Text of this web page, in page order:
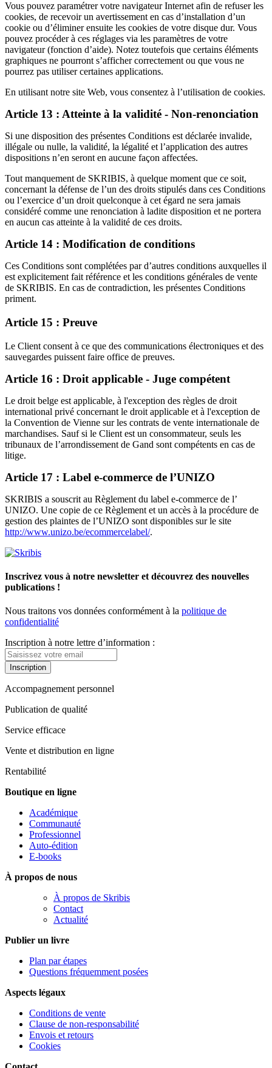
Vous pouvez paramétrer votre navigateur Internet afin de refuser les
cookies, de recevoir un avertissement en cas d’installation d’un
cookie ou d’éliminer ensuite les cookies de votre disque dur. Vous
pouvez procéder à ces réglages via les paramètres de votre
navigateur (fonction d’aide). Notez toutefois que certains éléments
graphiques ne pourront s’afficher correctement ou que vous ne
pourrez pas utiliser certaines applications.
En utilisant notre site Web, vous consentez à l’utilisation de cookies.
Article 13 : Atteinte à la validité - Non-renonciation
Si une disposition des présentes Conditions est déclarée invalide,
illégale ou nulle, la validité, la légalité et l’application des autres
dispositions n’en seront en aucune façon affectées.
Tout manquement de SKRIBIS, à quelque moment que ce soit,
concernant la défense de l’un des droits stipulés dans ces Conditions
ou l’exercice d’un droit quelconque à cet égard ne sera jamais
considéré comme une renonciation à ladite disposition et ne portera
en aucun cas atteinte à la validité de ces droits.
Article 14 : Modification de conditions
Ces Conditions sont complétées par d’autres conditions auxquelles il
est explicitement fait référence et les conditions générales de vente
de SKRIBIS. En cas de contradiction, les présentes Conditions
priment.
Article 15 : Preuve
Le Client consent à ce que des communications électroniques et des
sauvegardes puissent faire office de preuves.
Article 16 : Droit applicable - Juge compétent
Le droit belge est applicable, à l'exception des règles de droit
international privé concernant le droit applicable et à l'exception de
la Convention de Vienne sur les contrats de vente internationale de
marchandises. Sauf si le Client est un consommateur, seuls les
tribunaux de l’arrondissement de Gand sont compétents en cas de
litige.
Article 17 : Label e-commerce de l’UNIZO
SKRIBIS a souscrit au Règlement du label e-commerce de l’
UNIZO. Une copie de ce Règlement et un accès à la procédure de
gestion des plaintes de l’UNIZO sont disponibles sur le site
http://www.unizo.be/ecommercelabel/.
Inscrivez vous à notre newsletter et découvrez des nouvelles
publications !
Nous traitons vos données conformément à la politique de
confidentialité
Inscription à notre lettre d’information :
Inscription
Accompagnement personnel
Publication de qualité
Service efficace
Vente et distribution en ligne
Rentabilité
Boutique en ligne
Académique
Communauté
Professionnel
Auto-édition
E-books
À propos de nous
À propos de Skribis
Contact
Actualité
Publier un livre
Plan par étapes
Questions fréquemment posées
Aspects légaux
Conditions de vente
Clause de non-responsabilité
Envois et retours
Cookies